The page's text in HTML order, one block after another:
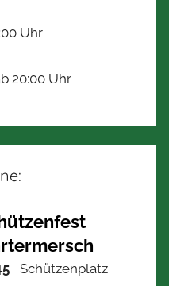
Uhr
20:00 Uhr
Schützenplatz